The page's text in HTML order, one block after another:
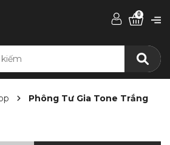
0
Phông Tư Gia Tone Trắng